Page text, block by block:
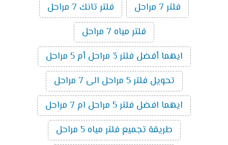
فلتر 7 مراحل
فلتر تانك 7 مراحل
فلتر مياه 7 مراحل
ايهما أفضل فلتر 3 مراحل أم 5 مراحل
تحويل فلتر 5 مراحل الى 7 مراحل
ايهما افضل فلتر 5 مراحل ام 7 مراحل
طريقة تجميع فلتر مياه 5 مراحل